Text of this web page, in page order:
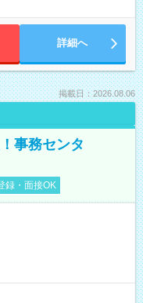
詳細へ
掲載日：2026.08.06
事務センタ
録・面接OK